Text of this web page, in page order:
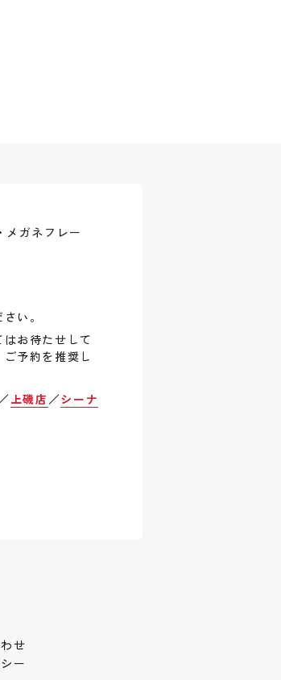
メガネフレー
い。
お待たせして
予約を推奨し
／ 上磯店 ／シーナ
せ
ー